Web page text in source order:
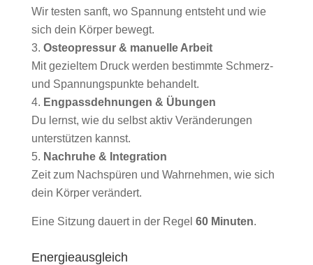
Wir testen sanft, wo Spannung entsteht und wie
sich dein Körper bewegt.
Osteopressur & manuelle Arbeit
Mit gezieltem Druck werden bestimmte Schmerz-
und Spannungspunkte behandelt.
Engpassdehnungen & Übungen
Du lernst, wie du selbst aktiv Veränderungen
unterstützen kannst.
Nachruhe & Integration
Zeit zum Nachspüren und Wahrnehmen, wie sich
dein Körper verändert.
Eine Sitzung dauert in der Regel 60 Minuten.
Energieausgleich